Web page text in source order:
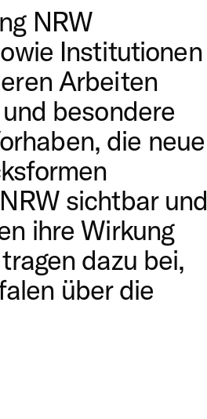
NRW
Institutionen
Arbeiten
besondere
die neue
sichtbar
ihre Wirkung
dazu bei,
über die